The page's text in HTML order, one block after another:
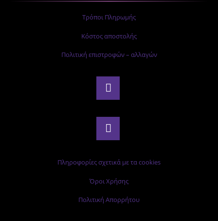
Τρόποι Πληρωμής
Κόστος αποστολής
Πολιτική επιστροφών – αλλαγών
Πληροφορίες σχετικά με τα cookies
Όροι Χρήσης
Πολιτική Απορρήτου